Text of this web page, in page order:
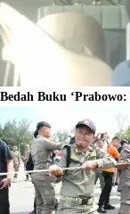
Bedah Buku